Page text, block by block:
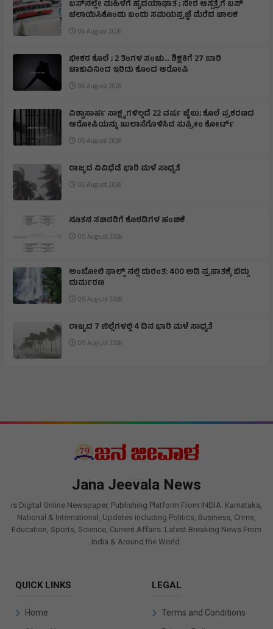
ಬಸ್‌ನಲ್ಲೇ ಮಹಿಳೆಗೆ ಹೃದಯಾಘಾತ ; ನೇರ ಆಸ್ಪತ್ರೆಗೆ ಬಸ್‌
ಚಲಾಯಿಸಿಕೊಂಡು ಬಂದು ಸಮಯಪ್ರಜ್ಞೆ ಮೆರೆದ ಚಾಲಕ
06 August 2026
ಭೀಕರ ಕೊಲೆ ; 2 ತಿಂಗಳ ಸಂಚು… ಶಿಕ್ಷಕಿಗೆ 27 ಬಾರಿ
ಚಾಕುವಿನಿಂದ ಇರಿದು ಕೊಂದ ಆರೋಪಿ
06 August 2026
ವಿಶ್ವಾಸಾರ್ಹ ಸಾಕ್ಷ್ಯಗಳಿಲ್ಲದೆ 22 ವರ್ಷ ಜೈಲು; ಕೊಲೆ ಪ್ರಕರಣದ
ಆರೋಪಿಯನ್ನು ಖುಲಾಸೆಗೊಳಿಸಿದ ಸುಪ್ರೀಂ ಕೋರ್ಟ್
06 August 2026
ರಾಜ್ಯದ ವಿವಿಧೆಡೆ ಭಾರಿ ಮಳೆ ಸಾಧ್ಯತೆ
06 August 2026
ನೂತನ ಸಚಿವರಿಗೆ ಕೊಠಡಿಗಳ ಹಂಚಿಕೆ
05 August 2026
ಅಂಬೋಲಿ ಫಾಲ್ಸ್ ನಲ್ಲಿ ದುರಂತ: 400 ಅಡಿ ಪ್ರಪಾತಕ್ಕೆ ಬಿದ್ದು
ದುರ್ಮರಣ
05 August 2026
ರಾಜ್ಯದ 7 ಜಿಲ್ಲೆಗಳಲ್ಲಿ 4 ದಿನ ಭಾರಿ ಮಳೆ ಸಾಧ್ಯತೆ
05 August 2026
Jana Jeevala News
is Digital Online Newspaper, Publishing Platform From INDIA. Karnataka,
National & International, Updates including Politics, Business, Crime,
Education, Sports, Science, Current Affairs. Latest Breaking News From
India & Around the World.
QUICK LINKS
Home
LEGAL
Terms and Conditions